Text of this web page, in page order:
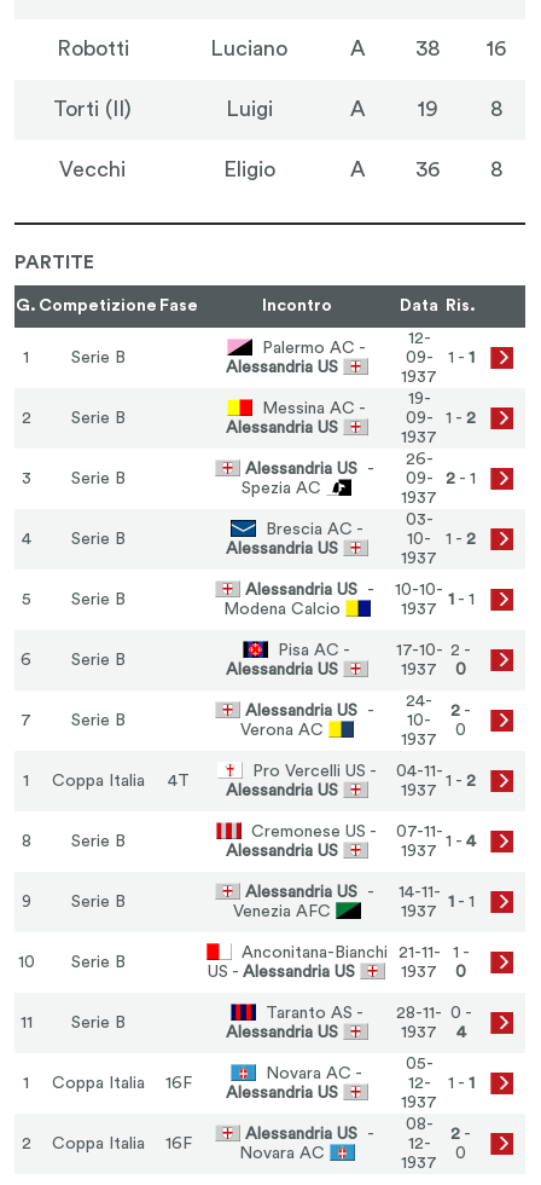
Robotti Luciano A 38 16
Torti (II) Luigi A 19 8
Vecchi Eligio A 36 8
PARTITE
G. Competizione Fase Incontro Data Ris.
1 Serie B
Palermo AC -
Alessandria US
12-
09-
1937
1 - 1
2 Serie B
Messina AC -
Alessandria US
19-
09-
1937
1 -2
3 Serie B
Alessandria US-
Spezia AC
26-
09-
1937
2 - 1
4 Serie B
Brescia AC -
Alessandria US
03-
10-
1937
1 -2
5 Serie B
Alessandria US-
Modena Calcio
10-10-
1937
1 - 1
6 Serie B
Pisa AC -
Alessandria US
17-10-
1937
2 -
0
7 Serie B
Alessandria US-
Verona AC
24-
10-
1937
2 -
0
1 Coppa Italia 4T
Pro Vercelli US -
Alessandria US
04-11-
1937
1 -2
8 Serie B
Cremonese US -
Alessandria US
07-11-
1937
1 -4
9 Serie B
Alessandria US-
Venezia AFC
14-11-
1937
1 - 1
10 Serie B
Anconitana-Bianchi
US -Alessandria US
21-11-
1937
1 -
0
11 Serie B
Taranto AS -
Alessandria US
28-11-
1937
0 -
4
1 Coppa Italia 16F
Novara AC -
Alessandria US
05-
12-
1937
1 - 1
2 Coppa Italia 16F
Alessandria US-
Novara AC
08-
12-
1937
2 -
0